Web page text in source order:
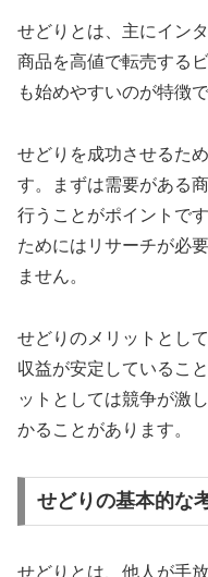
せどりとは、主にイン
商品を高値で転売する
も始めやすいのが特徴
せどりを成功させるた
す。まずは需要がある
行うことがポイントで
ためにはリサーチが必
ません。
せどりのメリットとし
収益が安定しているこ
ットとしては競争が激
かることがあります。
せどりの基本的な
せどりとは、他人が手